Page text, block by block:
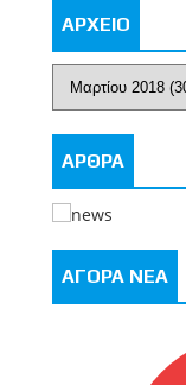
ΑΡΧΕΙΟ
ΑΡΘΡΑ
ΑΓΟΡΑ ΝΕΑ